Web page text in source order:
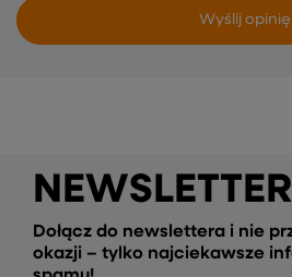
Wyślij opinię
NEWSLETTER
Dołącz do newslettera i nie
okazji – tylko najciekawsze